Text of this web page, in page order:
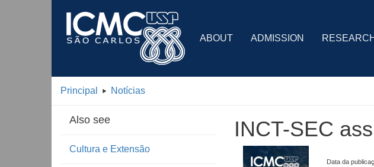
ABOUT ADMISSION RESEARCH
Principal Notícias
Also see
Cultura e Extensão
INCT-SEC
Data da